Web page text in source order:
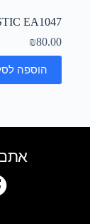
EA1047
₪80.00
הוספה
אתם